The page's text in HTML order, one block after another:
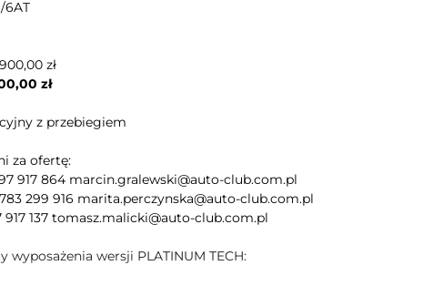
6AT
zł
z przebiegiem
za ofertę:
917 864 marcin.gralewski@auto-club.com.pl
299 916 marita.perczynska@auto-club.com.pl
137 tomasz.malicki@auto-club.com.pl
wyposażenia wersji PLATINUM TECH: